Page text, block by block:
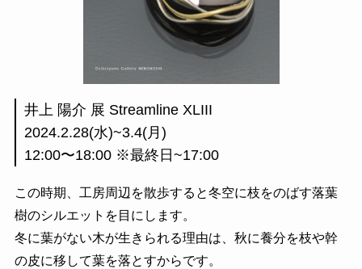
井上 陽介 展 Streamline XLIII
2024.2.28(水)~3.4(月)
12:00〜18:00 ※最終日~17:00
この時期、工房周辺を散歩すると冬空に枝をのばす落葉
樹のシルエットを目にします。
冬に葉がない木が生きられる理由は、秋に養分を枝や幹
の皮に移して葉を落とすからです。